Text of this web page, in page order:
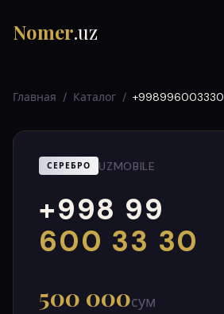
Nomer.uz
UZ УЗ
Главная / Каталог / +998996003330
СЕРЕБРО UZMOBILE
+998 99
600 33 30
000
999
500 000сум